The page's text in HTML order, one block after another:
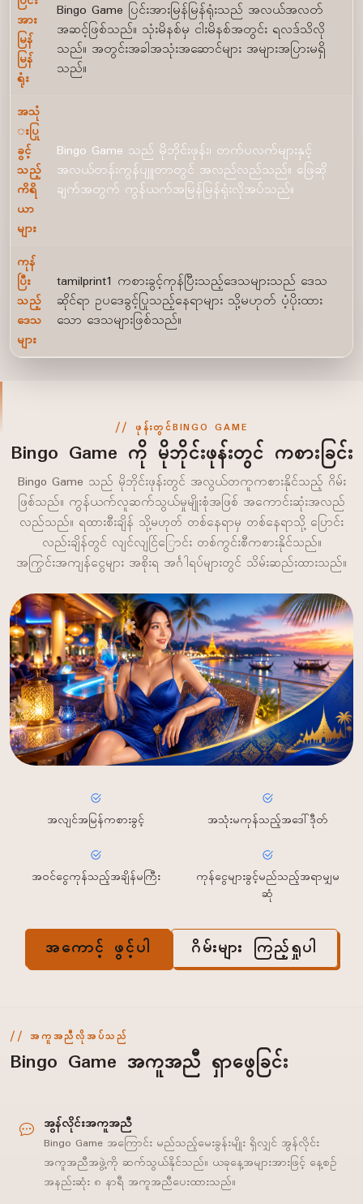
အား
မြန်
မြန်
ရုံး
Bingo Game ပြင်းအားမြန်မြန်ရုံးသည် အလယ်အလတ်
အဆင့်ဖြစ်သည်။ သုံးမိနစ်မှ ငါးမိနစ်အတွင်း ရလဒ်သိလို
သည်။ အတွင်းအခါအသုံးအဆောင်များ အများအပြားမရှိ
သည်။
အသုံ
းပြု
ခွင့်
သည့်
ကိရိ
ယာ
များ
Bingo Game သည် မိုဘိုင်းဖုန်း၊ တက်ပလက်များနှင့်
အလယ်တန်းကွန်ပျူတာတွင် အလည်လည်သည်။ ဖြေဆို
ချက်အတွက် ကွန်ယက်အမြန်မြန်ရုံးလိုအပ်သည်။
ကုန်
ပြီး
သည့်
ဒေသ
များ
tamilprint1 ကစားခွင့်ကုန်ပြီးသည့်ဒေသများသည် ဒေသ
ဆိုင်ရာ ဥပဒေခွင့်ပြုသည့်နေရာများ သို့မဟုတ် ပံ့ပိုးထား
သော ဒေသများဖြစ်သည်။
ဖုန်းတွင်BINGO GAME
Bingo Game ကို မိုဘိုင်းဖုန်းတွင် ကစားခြင်း
Bingo Game သည် မိုဘိုင်းဖုန်းတွင် အလွယ်တကူကစားနိုင်သည့် ဂိမ်း
ဖြစ်သည်။ ကွန်ယက်လူဆက်သွယ်မှုမျိုးစုံအဖြစ် အကောင်းဆုံးအလည်
လည်သည်။ ရထားစီးချိန် သို့မဟုတ် တစ်နေရာမှ တစ်နေရာသို့ ပြောင်း
လည်းချိန်တွင် လျင်လျင်ြြောင်း တစ်ကွင်းစီကစားနိုင်သည်။
အကြွင်းအကျန်ငွေများ အစိုးရ အင်္ဂါရပ်များတွင် သိမ်းဆည်းထားသည်။
အလျင်အမြန်ကစားခွင့် အသုံးမကုန်သည့်အဒေါ်ဒီုတ်
အဝင်ငွေကုန်သည့်အချိန်မကြီး
ကုန်ငွေများခွင့်မည်သည့်အရာမျှမ
ဆုံ
အကောင့် ဖွင့်ပါ ဂိမ်းများ ကြည့်ရှုပါ
အကူအညီလိုအပ်သည်
Bingo Game အကူအညီ ရှာဖွေခြင်း
အွန်လိုင်းအကူအညီ
Bingo Game အကြောင်း မည်သည့်မေးခွန်းမျိုး ရှိလျှင် အွန်လိုင်း
အကူအညီအဖွဲ့ကို ဆက်သွယ်နိုင်သည်။ ယခုနေ့အများအားဖြင့် နေ့စဉ်
အနည်းဆုံး ၈ နာရီ အကူအညီပေးထားသည်။